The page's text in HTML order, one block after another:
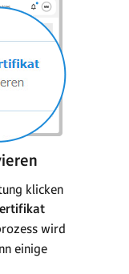
klicken
wird
einige